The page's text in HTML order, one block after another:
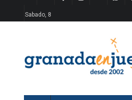
Sabado, 8